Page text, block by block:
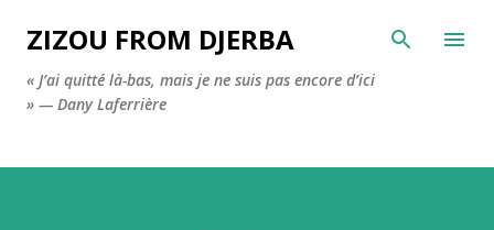
Accéder au contenu principal
ZIZOU FROM DJERBA
« J’ai quitté là-bas, mais je ne suis pas encore d’ici
» — Dany Laferrière